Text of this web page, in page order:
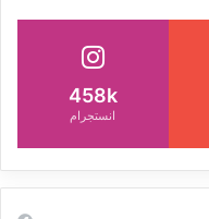
458k
انستجرام